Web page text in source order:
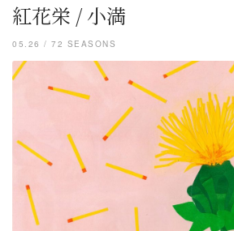
紅花栄 / 小満
05.26 / 72 SEASONS